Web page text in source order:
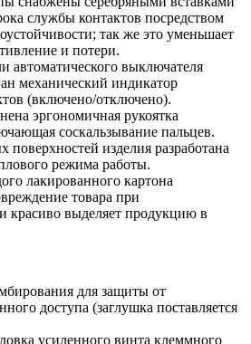
службы контактов посредством
так же это уменьшает
и потери.
автоматического выключателя
механический индикатор
(включено/отключено).
эргономичная рукоятка
соскальзывание пальцев.
поверхностей изделия разработана
режима работы.
лакированного картона
товара при
красиво выделяет продукцию в
для защиты от
доступа (заглушка поставляется
усиленного винта клеммного